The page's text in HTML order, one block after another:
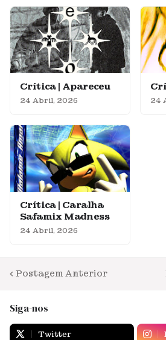
Crítica | Apareceu
24 Abril, 2026 24
Crítica | Caralha
Safamix Madness
24 Abril, 2026
Postagem Anterior
Siga-nos
Twitter